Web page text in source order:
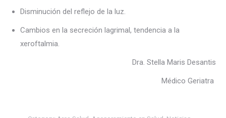
Disminución del reflejo de la luz.
Cambios en la secreción lagrimal, tendencia a la
xeroftalmia.
Dra. Stella Maris Desantis
Médico Geriatra